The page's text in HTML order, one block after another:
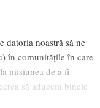
datoria noastră să ne
în comunitățile în care
misiunea de a fi
să aducem binele